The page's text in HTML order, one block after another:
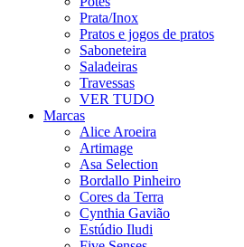
Prata/Inox
Pratos e jogos de pratos
Saboneteira
Saladeiras
Travessas
VER TUDO
Marcas
Alice Aroeira
Artimage
Asa Selection
Bordallo Pinheiro
Cores da Terra
Cynthia Gavião
Estúdio Iludi